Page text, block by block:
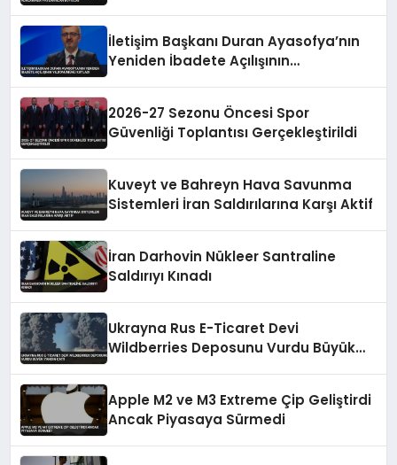
İletişim Başkanı Duran Ayasofya’nın
Yeniden İbadete Açılışının
2026-27 Sezonu Öncesi Spor
Güvenliği Toplantısı Gerçekleştirildi
Kuveyt ve Bahreyn Hava Savunma
Sistemleri İran Saldırılarına Karşı Aktif
İran Darhovin Nükleer Santraline
Saldırıyı Kınadı
Ukrayna Rus E-Ticaret Devi
Wildberries Deposunu Vurdu Büyük
Apple M2 ve M3 Extreme Çip Geliştirdi
Ancak Piyasaya Sürmedi